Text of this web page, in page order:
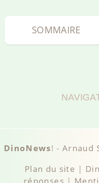
SOMMAIRE
DinoNews! -Arnaud
Plan du site |
réponses |